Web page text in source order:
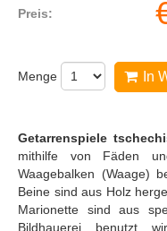
Preis:
Menge In
Getarrenspiele
mithilfe von Fäden
Waagebalken (Waage)
Beine sind aus Holz
Marionette sind aus
Bildhauerei benutzt